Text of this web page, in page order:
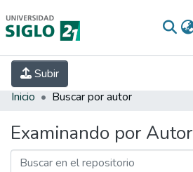
Subir
INICIO EBOOK21
INVESTIGACIÓN
Inicio Buscar por autor
Examinando por Autor